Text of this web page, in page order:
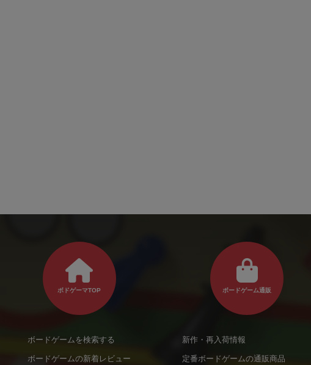
ボドゲーマTOP
ボードゲームを検索する
ボードゲームの新着レビュー
ボードゲーム通販
新作・再入荷情報
定番ボードゲームの通販商品